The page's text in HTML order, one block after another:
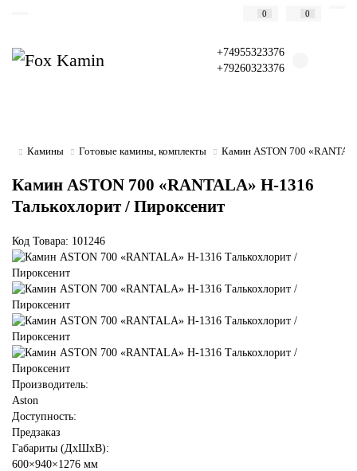
0 0
+74955323376
+79260323376
Камины Готовые камины, комплекты Камин ASTON 700
Камин ASTON 700 «RANTALA» Н-1316
Талькохлорит / Пироксенит
Код Товара: 101246
Производитель:
Aston
Доступность:
Предзаказ
Габариты (ДхШхВ):
600×940×1276 мм